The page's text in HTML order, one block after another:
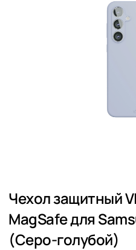
Чехол защитный
MagSafe для
(Серо-голубой)